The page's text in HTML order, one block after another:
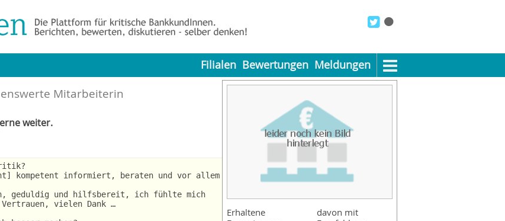
Filialen Bewertungen Meldungen
Erhaltene
davon mit
Mitarbeiterin
weiter.
kompetent informiert, beraten und vor allem
geduldig und hilfsbereit, ich fühlte mich
vielen Dank …